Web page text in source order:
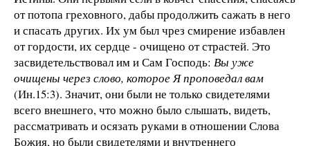
от потопа греховного, дабы продолжить сажать в него
и спасать других. Их ум был чрез смирение избавлен
от гордости, их сердце - очищено от страстей. Это
засвидетельствовал им и Сам Господь: Вы уже
очищены через слово, которое Я проповедал вам
(Ин.15:3). Значит, они были не только свидетелями
всего внешнего, что можно было слышать, видеть,
рассматривать и осязать руками в отношении Слова
Божия, но были свидетелями и внутреннего